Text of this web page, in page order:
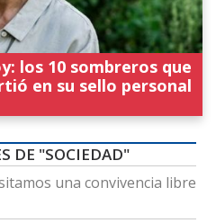
los 10 sombreros que
en su sello personal
DE "SOCIEDAD"
una convivencia libre